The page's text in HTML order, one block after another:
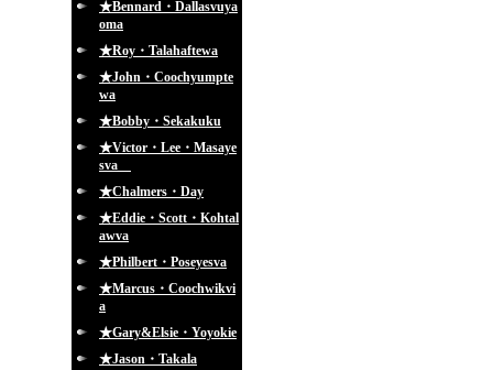
★Bennard・Dallasvuya
oma
★Roy・Talahaftewa
★John・Coochyumpte
wa
★Bobby・Sekakuku
★Victor・Lee・Masaye
sva
★Chalmers・Day
★Eddie・Scott・Kohtal
awva
★Philbert・Poseyesva
★Marcus・Coochwikvi
a
★Gary&Elsie・Yoyokie
★Jason・Takala